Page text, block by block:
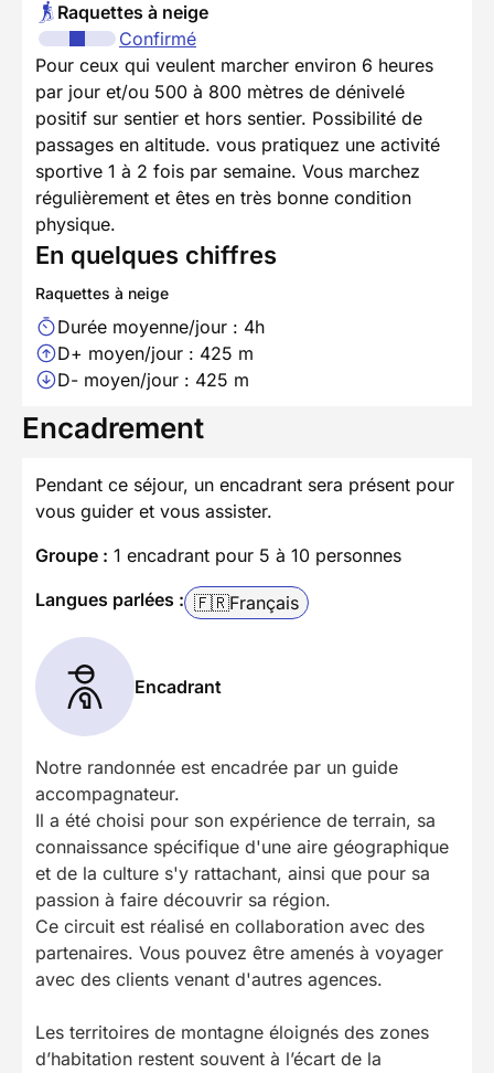
Raquettes à neige
Confirmé
Pour ceux qui veulent marcher environ 6 heures
par jour et/ou 500 à 800 mètres de dénivelé
positif sur sentier et hors sentier. Possibilité de
passages en altitude. vous pratiquez une activité
sportive 1 à 2 fois par semaine. Vous marchez
régulièrement et êtes en très bonne condition
physique.
En quelques chiffres
Raquettes à neige
Durée moyenne/jour : 4h
D+ moyen/jour : 425 m
D- moyen/jour : 425 m
Encadrement
Pendant ce séjour, un encadrant sera présent pour
vous guider et vous assister.
Groupe : 1 encadrant pour 5 à 10 personnes
Langues parlées : 🇫🇷Français
Encadrant
Notre randonnée est encadrée par un guide
accompagnateur.
Il a été choisi pour son expérience de terrain, sa
connaissance spécifique d'une aire géographique
et de la culture s'y rattachant, ainsi que pour sa
passion à faire découvrir sa région.
Ce circuit est réalisé en collaboration avec des
partenaires. Vous pouvez être amenés à voyager
avec des clients venant d'autres agences.
Les territoires de montagne éloignés des zones
d’habitation restent souvent à l’écart de la